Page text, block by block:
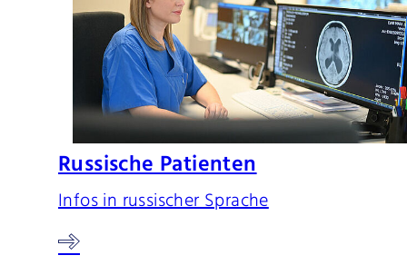
Russische Patienten
Infos in russischer Sprache